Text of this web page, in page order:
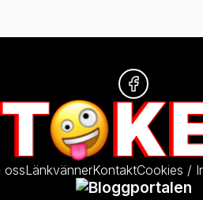
ossLänkvännerKontaktCookies /